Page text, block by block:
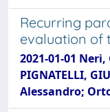
Recurring
evaluation of
2021-01-01
PIGNATELLI,
Alessandro;